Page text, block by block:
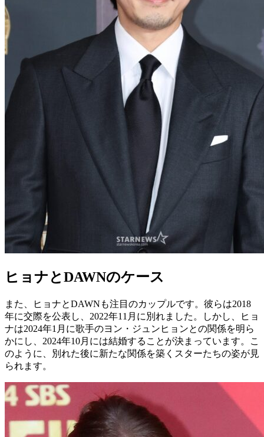
ヒョナとDAWNのケース
また、ヒョナとDAWNも注目のカップルです。彼らは2018
年に交際を公表し、2022年11月に別れました。しかし、ヒョ
ナは2024年1月に歌手のヨン・ジュンヒョンとの関係を明ら
かにし、2024年10月には結婚することが決まっています。こ
のように、別れた後に新たな関係を築くスターたちの姿が見
られます。